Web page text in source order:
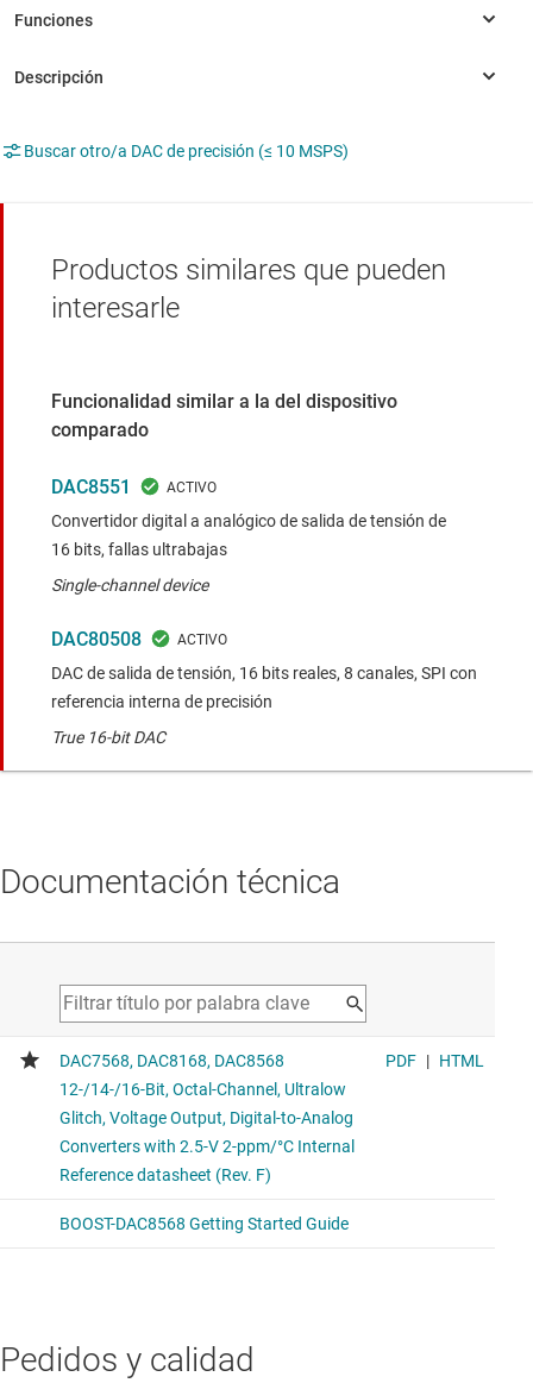
Buscar otro/a DAC de precisión (≤ 10 MSPS)
Productos similares que pueden
interesarle
Funcionalidad similar a la del dispositivo
comparado
DAC8551
Convertidor digital a analógico de salida de tensión de
16 bits, fallas ultrabajas
Single-channel device
DAC80508
DAC de salida de tensión, 16 bits reales, 8 canales, SPI con
referencia interna de precisión
True 16-bit DAC
Documentación técnica
Pedidos y calidad